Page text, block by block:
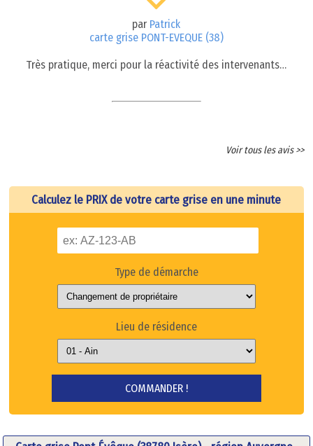
par Patrick
carte grise PONT-EVEQUE (38)
Très pratique, merci pour la réactivité des intervenants…
Voir tous les avis >>
Calculez le PRIX de votre carte grise en une minute
Type de démarche
Lieu de résidence